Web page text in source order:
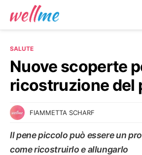
SALUTE
Nuove scoperte
ricostruzione del
FIAMMETTA SCHARF
Il pene piccolo può essere un
come ricostruirlo e allungarlo